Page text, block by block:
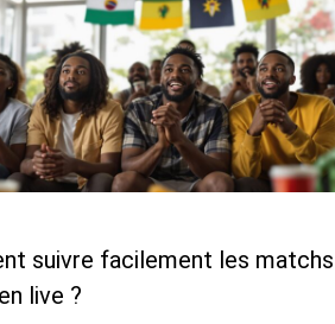
suivre facilement les matchs
live ?